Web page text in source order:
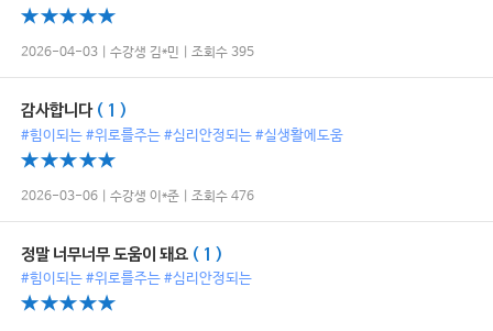
2026-04-03 | 수강생 김*민 | 조회수 395
감사합니다 ( 1 )
#힘이되는 #위로를주는 #심리안정되는 #실생활에도움
2026-03-06 | 수강생 이*준 | 조회수 476
정말 너무너무 도움이 돼요 ( 1 )
#힘이되는 #위로를주는 #심리안정되는